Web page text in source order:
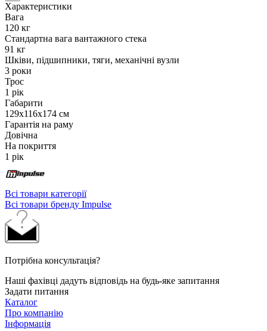
Характеристики
Вага
120 кг
Стандартна вага вантажного стека
91 кг
Шківи, підшипники, тяги, механічні вузли
3 роки
Трос
1 рік
Габарити
129х116х174 см
Гарантія на раму
Довічна
На покриття
1 рік
Всі товари категорії
Всі товари бренду Impulse
Потрібна консультація?
Наші фахівці дадуть відповідь на будь-яке запитання
Задати питання
Каталог
Про компанію
Інформація